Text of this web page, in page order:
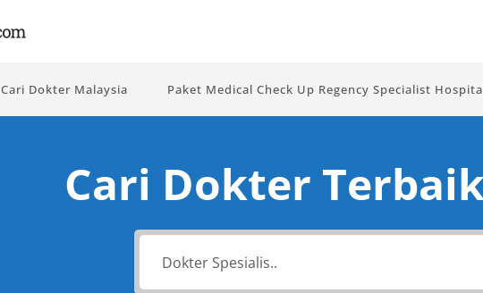
Cari Dokter Malaysia Paket Medical Check Up Regency Specialist
Cari Dokter